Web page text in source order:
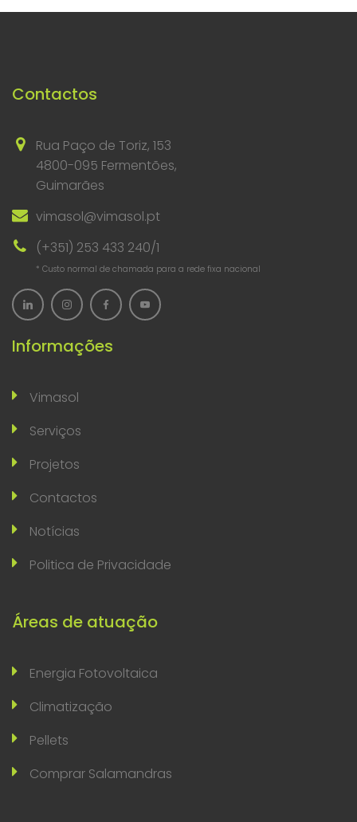
Contactos
Rua Paço de Toriz, 153
4800-095 Fermentões,
Guimarães
vimasol@vimasol.pt
(+351) 253 433 240/1
* Custo normal de chamada para a rede fixa nacional
Informações
Vimasol
Serviços
Projetos
Contactos
Notícias
Politica de Privacidade
Áreas de atuação
Energia Fotovoltaica
Climatização
Pellets
Comprar Salamandras